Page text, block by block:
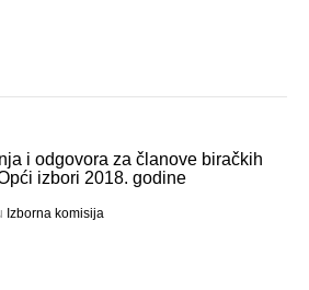
i odgovora za članove biračkih
izbori 2018. godine
Izborna komisija